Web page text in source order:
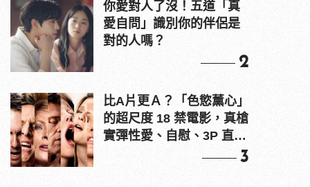
你愛對人了沒！五道「真
愛自問」識別你的伴侶是
對的人嗎？
2
比A片更Ａ？「色慾薰心」
的超尺度 18 禁電影，真槍
實彈性愛、自慰、3P 直接
3